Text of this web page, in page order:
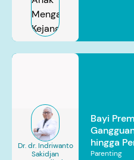
Dr. dr. Indriwanto
Sakidjan
Bayi
hingga
Parenting